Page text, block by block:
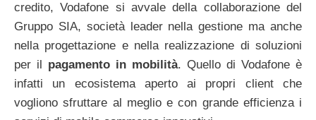
credito, Vodafone si avvale della collaborazione del
Gruppo SIA, società leader nella gestione ma anche
nella progettazione e nella realizzazione di soluzioni
per il pagamento in mobilità. Quello di Vodafone è
infatti un ecosistema aperto ai propri client che
vogliono sfruttare al meglio e con grande efficienza i